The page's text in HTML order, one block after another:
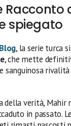
Racconto
spiegato
, la serie turca
, che mette
sanguinosa
della verità, Mahir
in passato.